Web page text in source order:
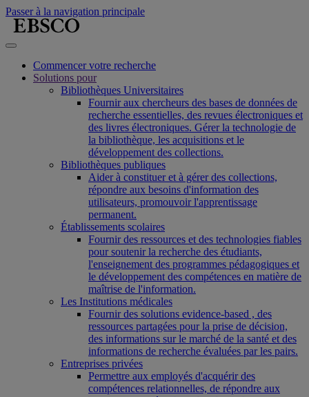
Passer à la navigation principale
Commencer votre recherche
Solutions pour
Bibliothèques Universitaires
Fournir aux chercheurs des bases de données de
recherche essentielles, des revues électroniques et
des livres électroniques. Gérer la technologie de
la bibliothèque, les acquisitions et le
développement des collections.
Bibliothèques publiques
Aider à constituer et à gérer des collections,
répondre aux besoins d'information des
utilisateurs, promouvoir l'apprentissage
permanent.
Établissements scolaires
Fournir des ressources et des technologies fiables
pour soutenir la recherche des étudiants,
l'enseignement des programmes pédagogiques et
le développement des compétences en matière de
maîtrise de l'information.
Les Institutions médicales
Fournir des solutions evidence-based , des
ressources partagées pour la prise de décision,
des informations sur le marché de la santé et des
informations de recherche évaluées par les pairs.
Entreprises privées
Permettre aux employés d'acquérir des
compétences relationnelles, de répondre aux